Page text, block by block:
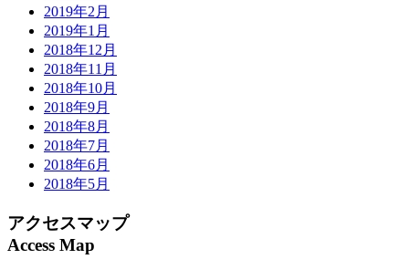
2019年2月
2019年1月
2018年12月
2018年11月
2018年10月
2018年9月
2018年8月
2018年7月
2018年6月
2018年5月
アクセスマップ
Access Map